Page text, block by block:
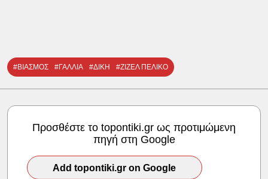
#ΒΙΑΣΜΟΣ #ΓΑΛΛΙΑ #ΔΙΚΗ #ΖΙΖΕΛ ΠΕΛΙΚΟ
Προσθέστε το topontiki.gr ως προτιμώμενη
πηγή στη Google
Add topontiki.gr on Google